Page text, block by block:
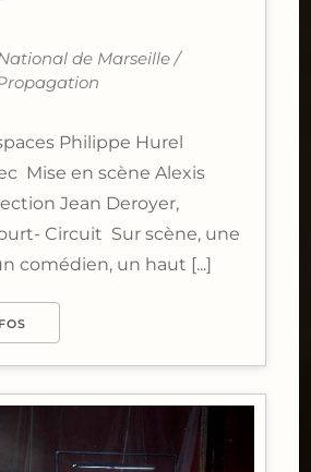
de Marseille /
Philippe Hurel
Mise en scène Alexis
Jean Deroyer,
Circuit Sur scène, une
comédien, un haut [...]